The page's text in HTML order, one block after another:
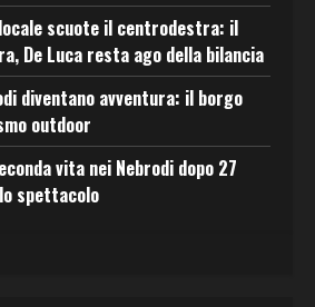
scuote il centrodestra: il
De Luca resta ago della bilancia
diventano avventura: il borgo
outdoor
vita nei Nebrodi dopo 27
spettacolo